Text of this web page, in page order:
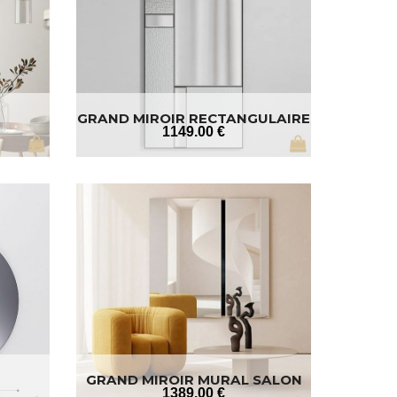
GRAND MIROIR RECTANGULAIRE
NOIR
1149.00 €
GRAND MIROIR MURAL SALON
1.50 M
1389.00 €